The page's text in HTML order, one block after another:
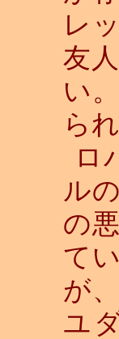
レ
友
い
ら
ロ
ル
の
て
が
ユ